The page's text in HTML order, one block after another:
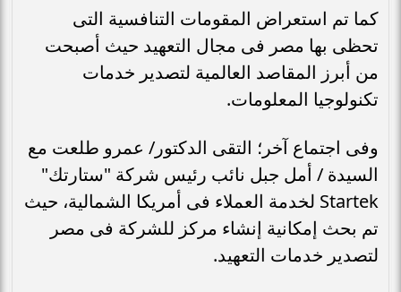
كما تم استعراض المقومات التنافسية التى
تحظى بها مصر فى مجال التعهيد حيث أصبحت
من أبرز المقاصد العالمية لتصدير خدمات
تكنولوجيا المعلومات.
وفى اجتماع آخر؛ التقى الدكتور/ عمرو طلعت مع
السيدة / أمل جبل نائب رئيس شركة "ستارتك"
Startek لخدمة العملاء فى أمريكا الشمالية، حيث
تم بحث إمكانية إنشاء مركز للشركة فى مصر
لتصدير خدمات التعهيد.